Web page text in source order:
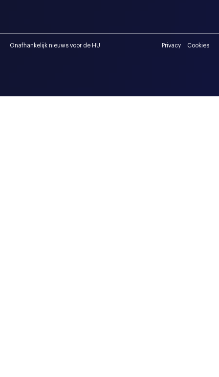
Onafhankelijk nieuws voor de HU Privacy Cookies